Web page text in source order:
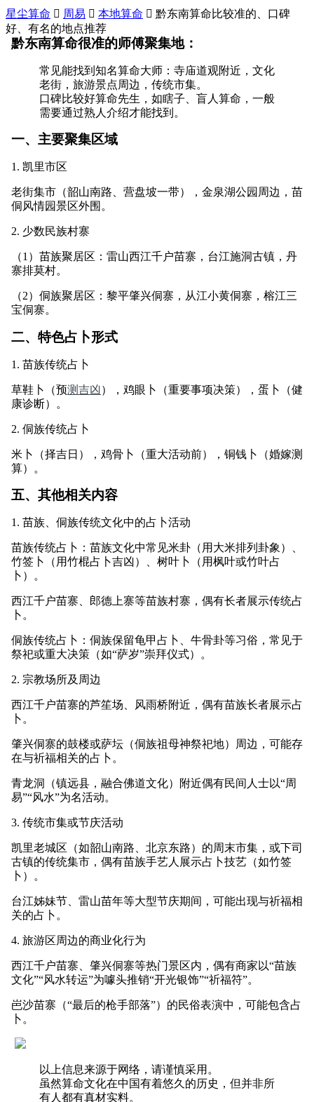
星尘算命  周易  本地算命  黔东南算命比较准的、口碑
好、有名的地点推荐
黔东南算命很准的师傅聚集地：
常见能找到知名算命大师：寺庙道观附近，文化
老街，旅游景点周边，传统市集。
口碑比较好算命先生，如瞎子、盲人算命，一般
需要通过熟人介绍才能找到。
一、主要聚集区域
1. 凯里市区
老街集市（韶山南路、营盘坡一带），金泉湖公园周边，苗
侗风情园景区外围。
2. 少数民族村寨
（1）苗族聚居区：雷山西江千户苗寨，台江施洞古镇，丹
寨排莫村。
（2）侗族聚居区：黎平肇兴侗寨，从江小黄侗寨，榕江三
宝侗寨。
二、特色占卜形式
1. 苗族传统占卜
草鞋卜（预测吉凶），鸡眼卜（重要事项决策），蛋卜（健
康诊断）。
2. 侗族传统占卜
米卜（择吉日），鸡骨卜（重大活动前），铜钱卜（婚嫁测
算）。
五、其他相关内容
1. 苗族、侗族传统文化中的占卜活动
苗族传统占卜：苗族文化中常见米卦（用大米排列卦象）、
竹签卜（用竹棍占卜吉凶）、树叶卜（用枫叶或竹叶占
卜）。
西江千户苗寨、郎德上寨等苗族村寨，偶有长者展示传统占
卜。
侗族传统占卜：侗族保留龟甲占卜、牛骨卦等习俗，常见于
祭祀或重大决策（如“萨岁”崇拜仪式）。
2. 宗教场所及周边
西江千户苗寨的芦笙场、风雨桥附近，偶有苗族长者展示占
卜。
肇兴侗寨的鼓楼或萨坛（侗族祖母神祭祀地）周边，可能存
在与祈福相关的占卜。
青龙洞（镇远县，融合佛道文化）附近偶有民间人士以“周
易”“风水”为名活动。
3. 传统市集或节庆活动
凯里老城区（如韶山南路、北京东路）的周末市集，或下司
古镇的传统集市，偶有苗族手艺人展示占卜技艺（如竹签
卜）。
台江姊妹节、雷山苗年等大型节庆期间，可能出现与祈福相
关的占卜。
4. 旅游区周边的商业化行为
西江千户苗寨、肇兴侗寨等热门景区内，偶有商家以“苗族
文化”“风水转运”为噱头推销“开光银饰”“祈福符”。
岜沙苗寨（“最后的枪手部落”）的民俗表演中，可能包含占
卜。
以上信息来源于网络，请谨慎采用。
虽然算命文化在中国有着悠久的历史，但并非所
有人都有真材实料。